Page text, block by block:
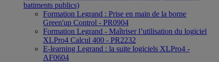
batiments publics)
Formation Legrand : Prise en main de la borne
Green'up Control - PR0904
Formation Legrand - Maîtriser l’utilisation du logiciel
XLPro4 Calcul 400 - PR2232
E-learning Legrand : la suite logiciels XLPro4 -
AF0604